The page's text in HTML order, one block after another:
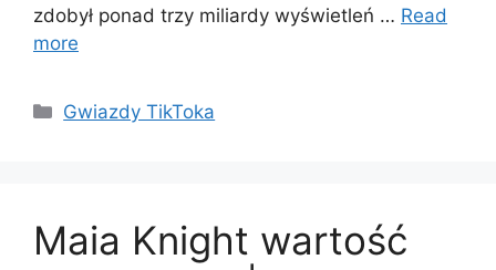
zdobył ponad trzy miliardy wyświetleń … Read
more
Categories
Gwiazdy TikToka
Maia Knight wartość